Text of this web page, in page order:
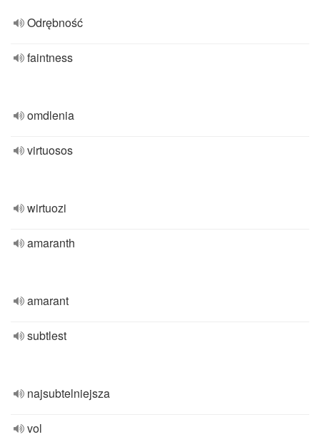
Odrębność
faintness
omdlenia
virtuosos
wirtuozi
amaranth
amarant
subtlest
najsubtelniejsza
vol